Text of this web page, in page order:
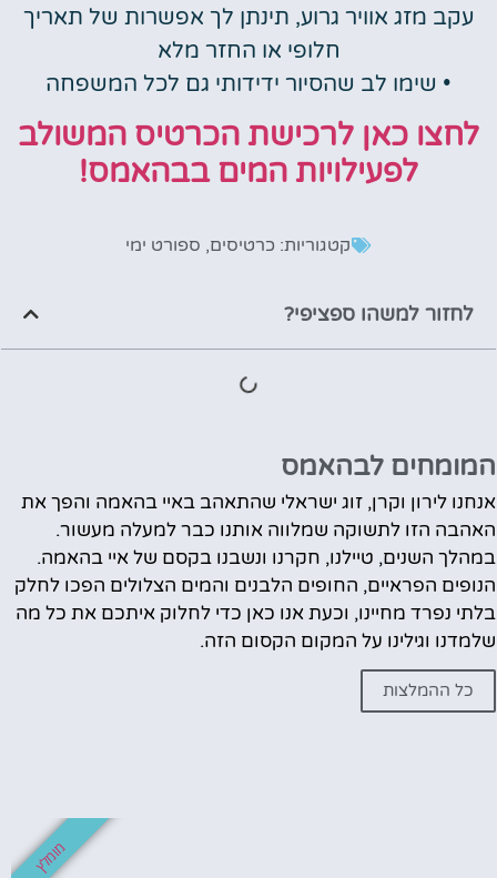
עקב מזג אוויר גרוע, תינתן לך אפשרות של תאריך
חלופי או החזר מלא
• שימו לב שהסיור ידידותי גם לכל המשפחה
לחצו כאן לרכישת הכרטיס המשולב
לפעילויות המים בבהאמס!
קטגוריות: כרטיסים, ספורט ימי
לחזור למשהו ספציפי?
המומחים לבהאמס
אנחנו לירון וקרן, זוג ישראלי שהתאהב באיי בהאמה והפך את
האהבה הזו לתשוקה שמלווה אותנו כבר למעלה מעשור.
במהלך השנים, טיילנו, חקרנו ונשבנו בקסם של איי בהאמה.
הנופים הפראיים, החופים הלבנים והמים הצלולים הפכו לחלק
בלתי נפרד מחיינו, וכעת אנו כאן כדי לחלוק איתכם את כל מה
שלמדנו וגילינו על המקום הקסום הזה.
כל ההמלצות
מומלץ